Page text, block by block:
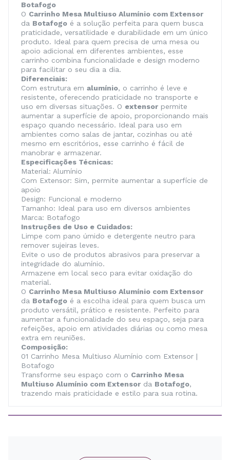
Botafogo
O Carrinho Mesa Multiuso Alumínio com Extensor
da Botafogo é a solução perfeita para quem busca
praticidade, versatilidade e durabilidade em um único
produto. Ideal para quem precisa de uma mesa ou
apoio adicional em diferentes ambientes, esse
carrinho combina funcionalidade e design moderno
para facilitar o seu dia a dia.
Diferenciais:
Com estrutura em alumínio, o carrinho é leve e
resistente, oferecendo praticidade no transporte e
uso em diversas situações. O extensor permite
aumentar a superfície de apoio, proporcionando mais
espaço quando necessário. Ideal para uso em
ambientes como salas de jantar, cozinhas ou até
mesmo em escritórios, esse carrinho é fácil de
manobrar e armazenar.
Especificações Técnicas:
Material: Alumínio
Com Extensor: Sim, permite aumentar a superfície de
apoio
Design: Funcional e moderno
Tamanho: Ideal para uso em diversos ambientes
Marca: Botafogo
Instruções de Uso e Cuidados:
Limpe com pano úmido e detergente neutro para
remover sujeiras leves.
Evite o uso de produtos abrasivos para preservar a
integridade do alumínio.
Armazene em local seco para evitar oxidação do
material.
O Carrinho Mesa Multiuso Alumínio com Extensor
da Botafogo é a escolha ideal para quem busca um
produto versátil, prático e resistente. Perfeito para
aumentar a funcionalidade do seu espaço, seja para
refeições, apoio em atividades diárias ou como mesa
extra em reuniões.
Composição:
01 Carrinho Mesa Multiuso Alumínio com Extensor |
Botafogo
Transforme seu espaço com o Carrinho Mesa
Multiuso Alumínio com Extensor da Botafogo,
trazendo mais praticidade e estilo para sua rotina.